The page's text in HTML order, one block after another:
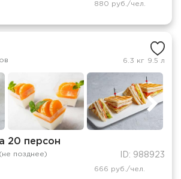
880 руб./чел.
6.3 кг 9.5 л
20 персон
позднее) ID: 988923
666 руб./чел.